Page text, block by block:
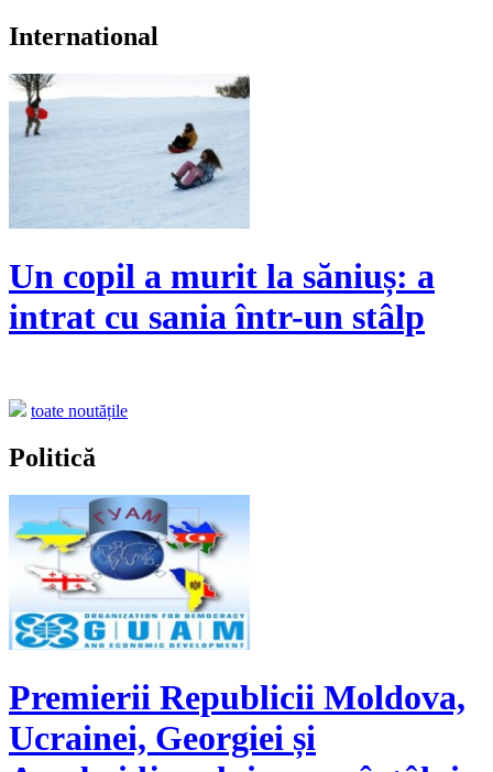
International
Un copil a murit la săniuș: a
intrat cu sania într-un stâlp
toate noutățile
Politică
Premierii Republicii Moldova,
Ucrainei, Georgiei și